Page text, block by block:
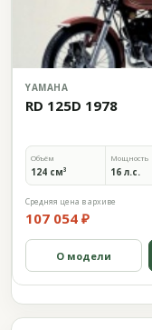
YAMAHA
RD 125D 1978
Объём
124 см³
Мощность
16 л.с.
Средняя цена в архиве
107 054 ₽
О модели